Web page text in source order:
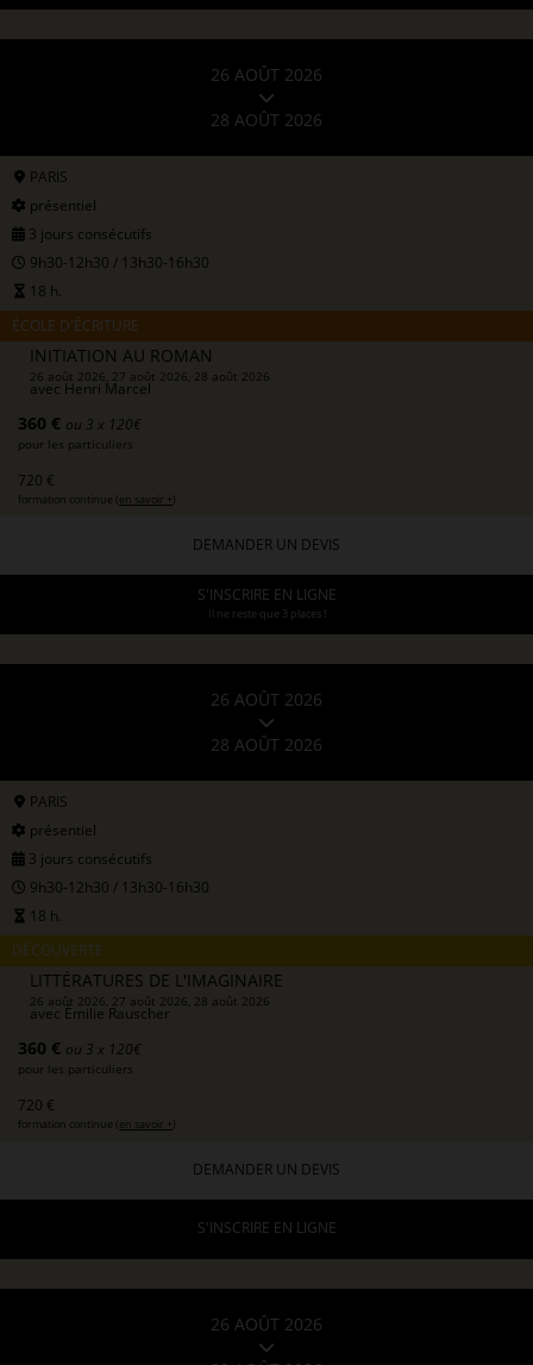
26 AOÛT 2026
28 AOÛT 2026
PARIS
présentiel
3 jours consécutifs
9h30-12h30 / 13h30-16h30
18 h.
ÉCOLE D'ÉCRITURE
INITIATION AU ROMAN
26 août 2026, 27 août 2026, 28 août 2026
avec Henri Marcel
360 € ou 3 x 120€
pour les particuliers
720 €
formation continue ( en savoir + )
DEMANDER UN DEVIS
S'INSCRIRE EN LIGNE
Il ne reste que 3 places !
26 AOÛT 2026
28 AOÛT 2026
PARIS
présentiel
3 jours consécutifs
9h30-12h30 / 13h30-16h30
18 h.
DÉCOUVERTE
LITTÉRATURES DE L'IMAGINAIRE
26 août 2026, 27 août 2026, 28 août 2026
avec Émilie Rauscher
360 € ou 3 x 120€
pour les particuliers
720 €
formation continue ( en savoir + )
DEMANDER UN DEVIS
S'INSCRIRE EN LIGNE
26 AOÛT 2026